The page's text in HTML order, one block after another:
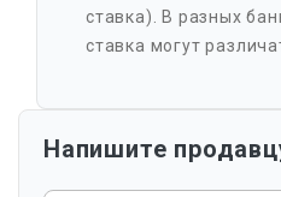
ставка). В разных
ставка могут
Напишите